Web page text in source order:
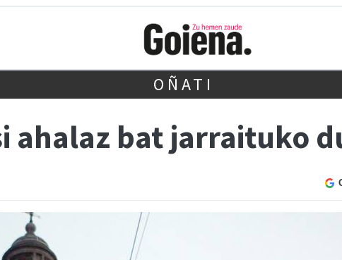
OÑATI
ahalaz bat jarraituko